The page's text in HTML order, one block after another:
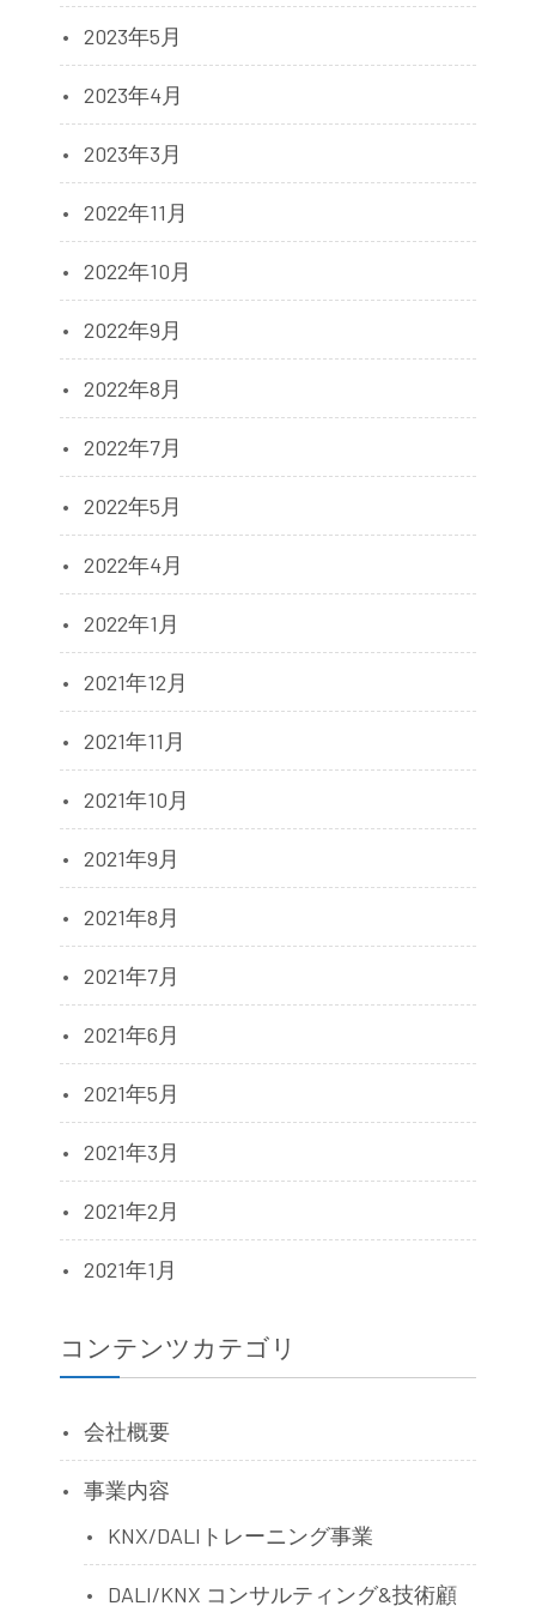
2023年5月
2023年4月
2023年3月
2022年11月
2022年10月
2022年9月
2022年8月
2022年7月
2022年5月
2022年4月
2022年1月
2021年12月
2021年11月
2021年10月
2021年9月
2021年8月
2021年7月
2021年6月
2021年5月
2021年3月
2021年2月
2021年1月
コンテンツカテゴリ
会社概要
事業内容
KNX/DALIトレーニング事業
DALI/KNX コンサルティング&技術顧